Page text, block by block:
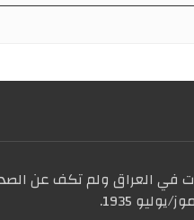
في العراق ولم تكف عن